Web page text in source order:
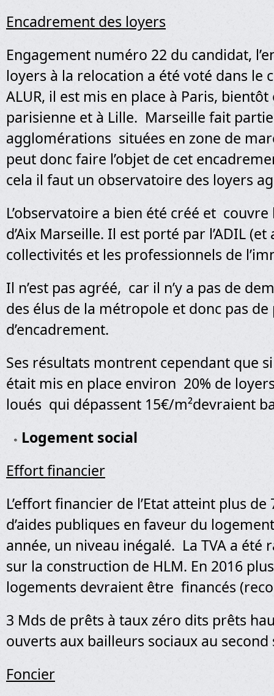
Encadrement des loyers
Engagement numéro 22 du candidat,
loyers à la relocation a été voté dans le
ALUR, il est mis en place à Paris,
parisienne et à Lille. Marseille fait
agglomérations situées en zone de
peut donc faire l’objet de cet
cela il faut un observatoire des loyers
L’observatoire a bien été créé et couvre
d’Aix Marseille. Il est porté par l’ADIL (et
collectivités et les professionnels de
Il n’est pas agréé, car il n’y a pas de
des élus de la métropole et donc pas de
d’encadrement.
Ses résultats montrent cependant que
était mis en place environ 20% de
loués qui dépassent 15€/m²devraient
Logement social
Effort financier
L’effort financier de l’Etat atteint plus
d’aides publiques en faveur du
année, un niveau inégalé. La TVA a été
sur la construction de HLM. En 2016
logements devraient être financés
3 Mds de prêts à taux zéro dits prêts
ouverts aux bailleurs sociaux au second
Foncier